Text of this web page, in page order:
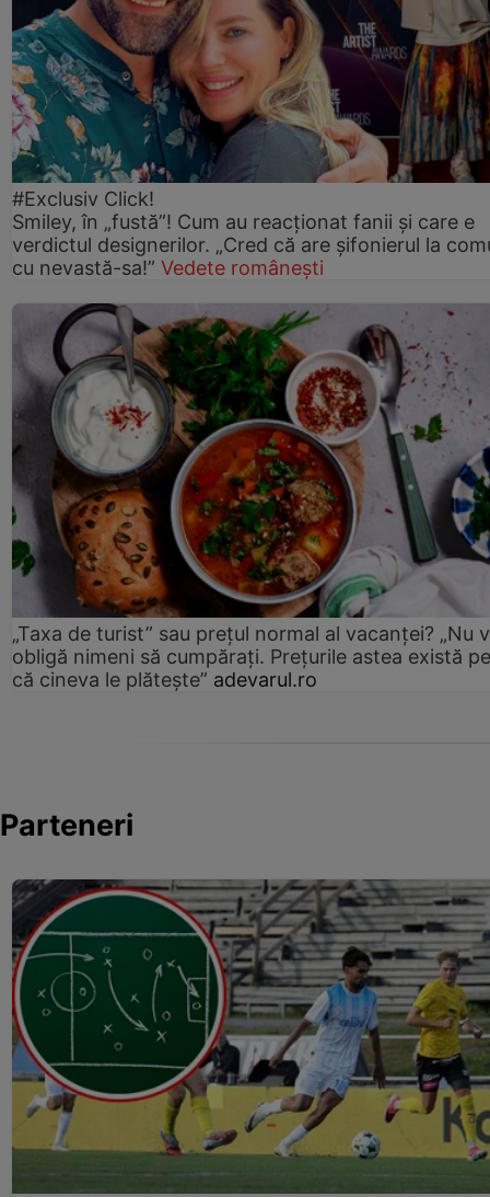
#Exclusiv Click!
Smiley, în „fustă”! Cum au reacționat fanii și care e
verdictul designerilor. „Cred că are șifonierul la
cu nevastă-sa!” Vedete românești
„Taxa de turist” sau prețul normal al vacanței? „Nu
obligă nimeni să cumpărați. Prețurile astea există
că cineva le plătește” adevarul.ro
Parteneri